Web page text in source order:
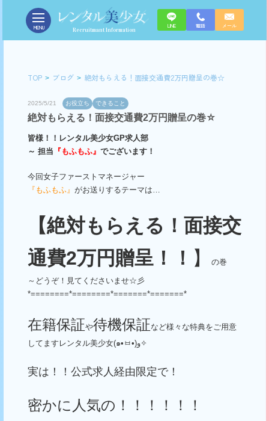
LINE 電話 メール
Recruitmant Information
MENU
TOP ブログ 絶対もらえる！面接交通費2万円贈呈の巻☆
2025/5/21 お役立ち できること
絶対もらえる！面接交通費2万円贈呈の巻☆
皆様！！レンタル美少女GP求人部
～ 担当 『もふもふ』 でございます！
今回女子ファーストマネージャー
『もふもふ』 がお送りするテーマは…
【絶対もらえる！面接交
通費2万円贈呈！！ 】 の巻
～どうぞ！見てくださいませ☆彡
*========*========*=======*=======*
在籍保証や待機保証など様々な特典をご用意
してますレンタル美少女(๑• ㅂ•) و✧
実は！！公式求人経由限定で！
密かに人気の！！！！！！